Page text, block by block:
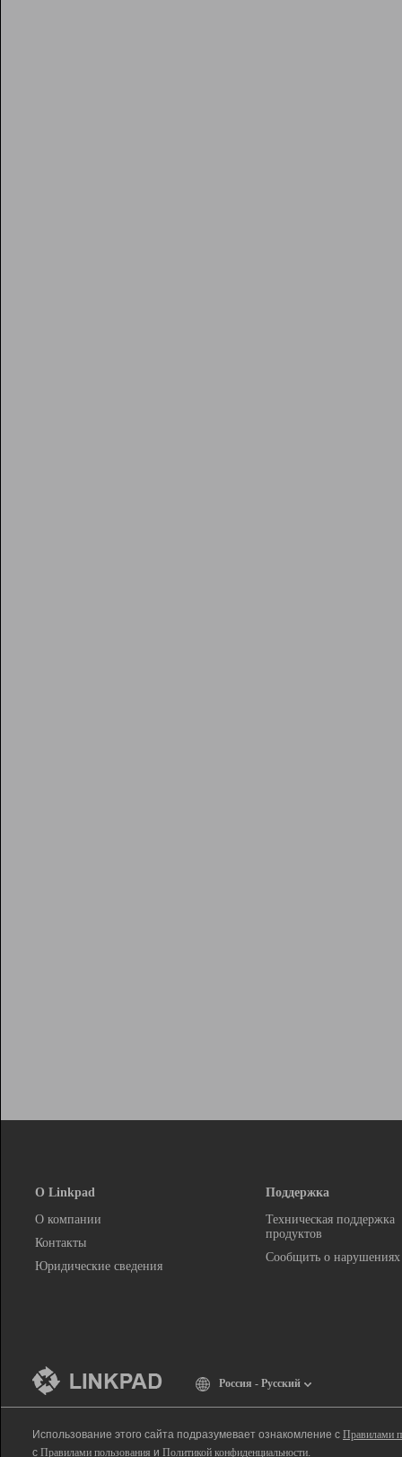
О Linkpad
О компании
Контакты
Юридические сведения
Поддержка
Техническая поддержка
продуктов
Сообщить о нарушениях
Россия - Русский
Использование этого сайта подразумевает ознакомление с Правилами
с Правилами пользования и Политикой конфиденциальности.